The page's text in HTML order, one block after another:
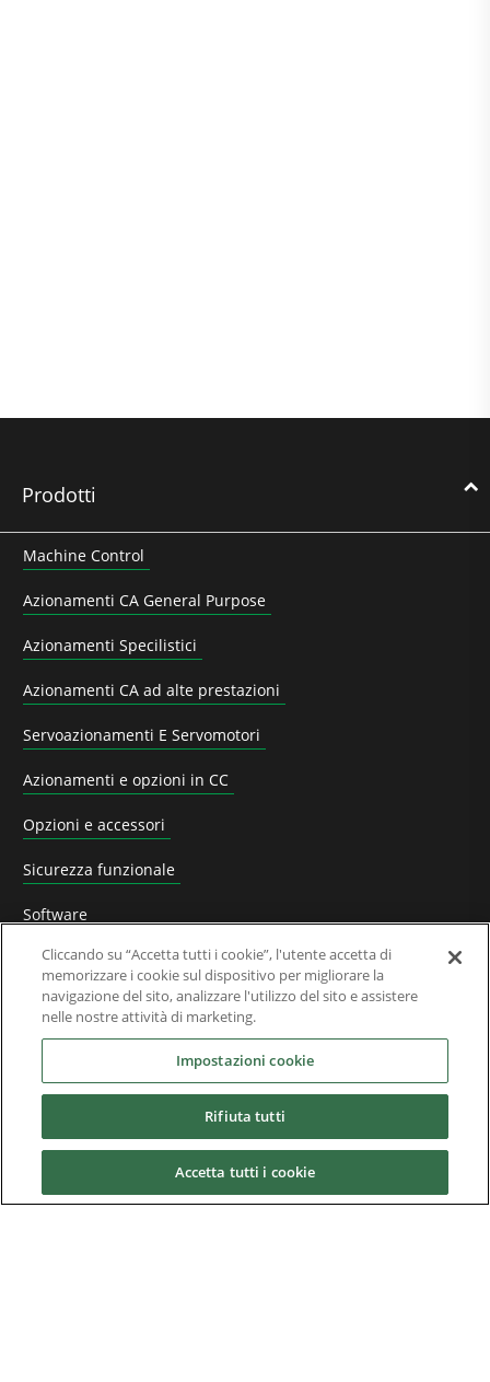
Prodotti
Machine Control
Azionamenti CA General Purpose
Azionamenti Specilistici
Azionamenti CA ad alte prestazioni
Servoazionamenti E Servomotori
Azionamenti e opzioni in CC
Opzioni e accessori
Sicurezza funzionale
Software
Soluzioni Applicative
Prodotti superati e
Settori industriali
Services
News & Media
Cliccando su “Accetta tutti i cookie”, l'utente accetta di
memorizzare i cookie sul dispositivo per migliorare la
navigazione del sito, analizzare l'utilizzo del sito e assistere
nelle nostre attività di marketing.
Impostazioni cookie
Rifiuta tutti
Accetta tutti i cookie